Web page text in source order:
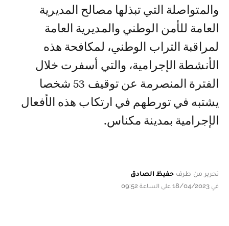
والمتواصلة التي تبذلها مصالح المديرية
العامة للأمن الوطني والمديرية العامة
لمراقبة التراب الوطني، لمكافحة هذه
الأنشطة الإجرامية، والتي أسفرت خلال
الفترة المنصرمة عن توقيف 53 شخصا
يشتبه في تورطهم في ارتكاب هذه الأفعال
الإجرامية بمدينة مكناس.
تحرير من طرف حفيظ الصادق
في 18/04/2023 على الساعة 09:52